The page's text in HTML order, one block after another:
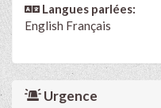
Langues parlées:
English Français
Urgence